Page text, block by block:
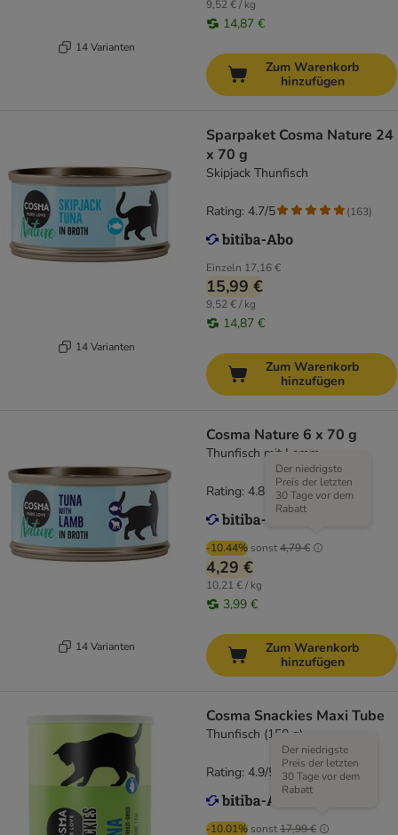
14 Varianten
9,52 € / kg
14,87 €
Zum Warenkorb
hinzufügen
14 Varianten
Sparpaket Cosma Nature 24
x 70 g
Skipjack Thunfisch
Einzeln 17,16 €
15,99 €
9,52 € / kg
14,87 €
Rating: 4.7/5 (163)
Zum Warenkorb
hinzufügen
14 Varianten
Cosma Nature 6 x 70 g
Thunfisch mit Lamm
-10.44% sonst4,79 €
Der niedrigste
Preis der letzten
30 Tage vor dem
Rabatt
4,29 €
10,21 € / kg
3,99 €
Rating: 4.8/5 (164
Zum Warenkorb
hinzufügen
Cosma Snackies Maxi Tube
Thunfisch (150 g)
-10.01% sonst17,99 €
Der niedrigste
Preis der letzten
30 Tage vor dem
Rabatt
Rating: 4.9/5 (556